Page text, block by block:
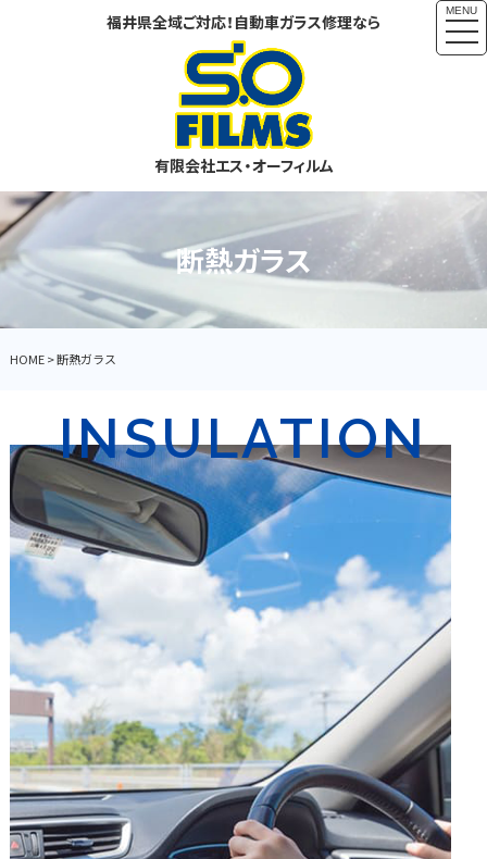
福井県全域ご対応！自動車ガラス修理なら
有限会社エス・オーフィルム
MENU
断熱ガラス
HOME>断熱ガラス
INSULATION